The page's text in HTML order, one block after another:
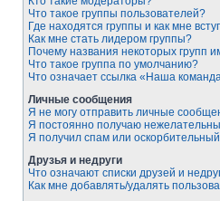
Что такое группы пользователей?
Где находятся группы и как мне
Как мне стать лидером группы?
Почему названия некоторых групп
Что такое группа по умолчанию?
Что означает ссылка «Наша
Личные сообщения
Я не могу отправить личные
Я постоянно получаю
Я получил спам или
Друзья и недруги
Что означают списки друзей и
Как мне добавлять/удалять